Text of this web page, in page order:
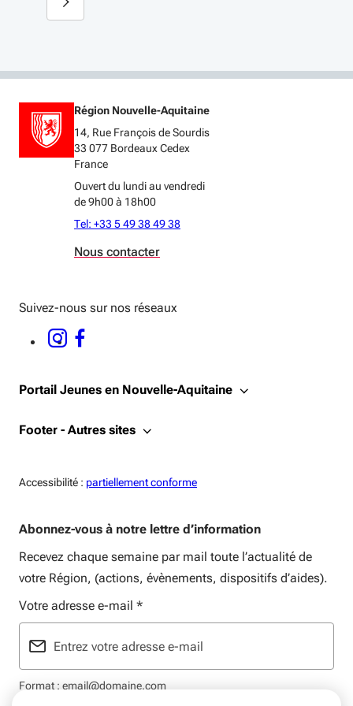
Région Nouvelle-Aquitaine
14, Rue François de Sourdis
33 077 Bordeaux Cedex
France
Ouvert du lundi au vendredi
de 9h00 à 18h00
Tel: +33 5 49 38 49 38
Nous contacter
Suivez-nous sur nos réseaux
INSTAGRAM - OUVERTURE DANS UNE NOUVELLE FENÊTRE
FACEBOOK - OUVERTURE DANS UNE NOUVELLE FENÊTRE
Portail Jeunes en Nouvelle-Aquitaine
Footer - Autres sites
Accessibilité : Accessiblité:
partiellement conforme
Abonnez-vous à notre lettre d’information
Recevez chaque semaine par mail toute l’actualité de
votre Région, (actions, évènements, dispositifs d’aides).
Votre adresse e-mail *
Format : email@domaine.com